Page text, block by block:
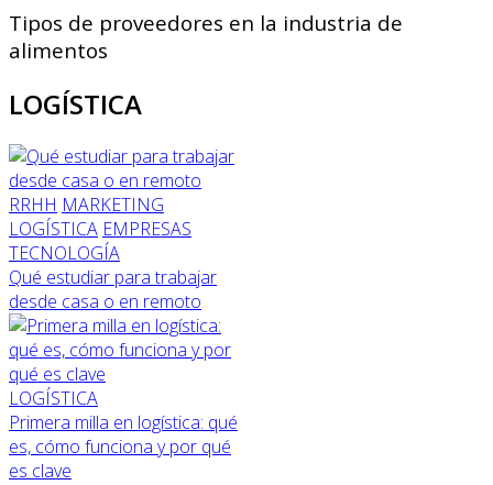
Tipos de proveedores en la industria de
alimentos
LOGÍSTICA
RRHH MARKETING
LOGÍSTICA EMPRESAS
TECNOLOGÍA
Qué estudiar para trabajar
desde casa o en remoto
LOGÍSTICA
Primera milla en logística: qué
es, cómo funciona y por qué
es clave